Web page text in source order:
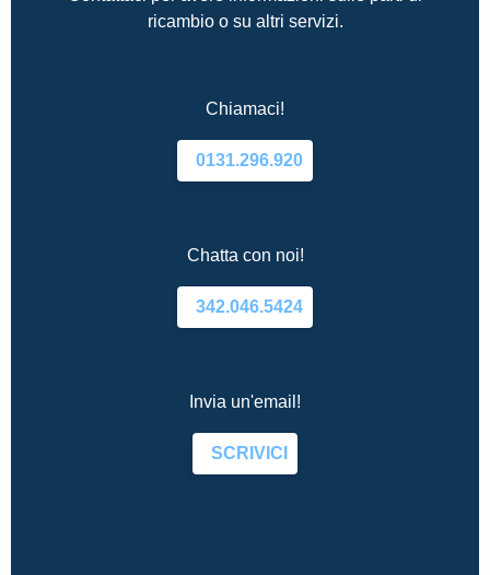
ricambio o su altri servizi.
Chiamaci!
0131.296.920
Chatta con noi!
342.046.5424
Invia un'email!
SCRIVICI